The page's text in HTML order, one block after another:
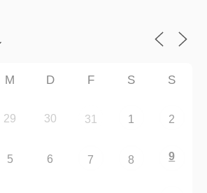
M D F S S
29 30 31 1 2
5 6 7 8 9